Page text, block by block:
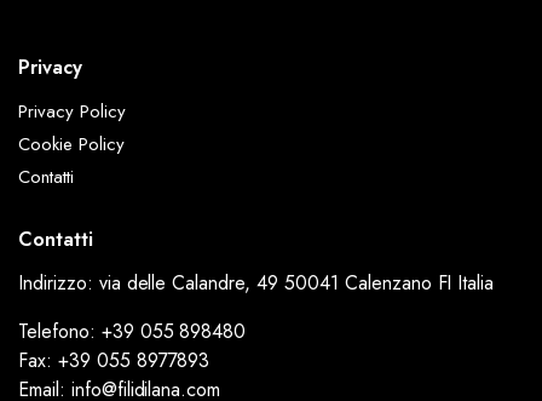
Privacy
Privacy Policy
Cookie Policy
Contatti
Contatti
Indirizzo: via delle Calandre, 49 50041 Calenzano FI Italia
Telefono: +39 055 898480
Fax: +39 055 8977893
Email: info@filidilana.com